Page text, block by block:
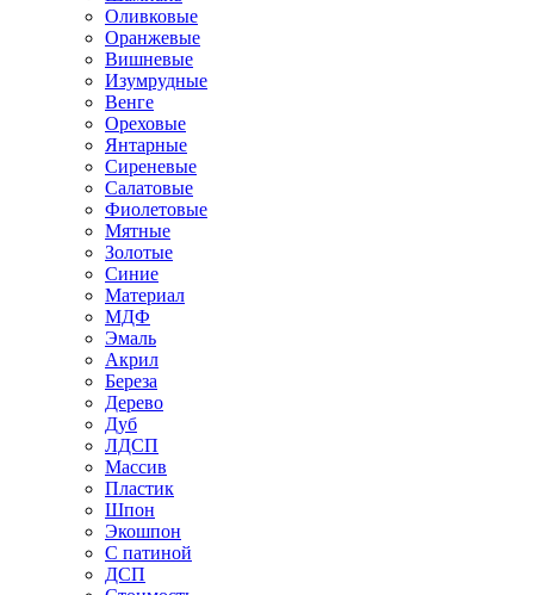
Оливковые
Оранжевые
Вишневые
Изумрудные
Венге
Ореховые
Янтарные
Сиреневые
Салатовые
Фиолетовые
Мятные
Золотые
Синие
Материал
МДФ
Эмаль
Акрил
Береза
Дерево
Дуб
ЛДСП
Массив
Пластик
Шпон
Экошпон
С патиной
ДСП